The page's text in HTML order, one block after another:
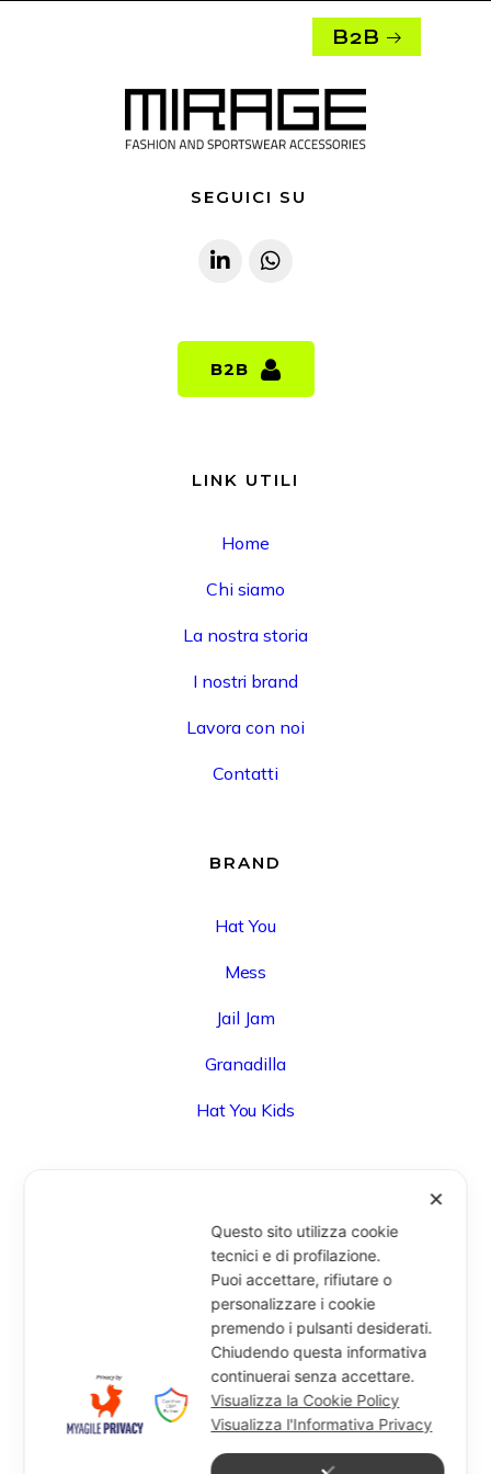
B2B
SEGUICI SU
B2B
B2B
LINK UTILI
Home
Chi siamo
La nostra storia
I nostri brand
Lavora con noi
Contatti
BRAND
Hat You
Mess
Jail Jam
Granadilla
Hat You Kids
Via Degli Speziali, 161 (Blocco 32 Centergross) -
40050 Funo di Argelato (BO) - Italy
info@miragesrl.com
+39 051 8651711
✕
Questo sito utilizza cookie
tecnici e di profilazione.
Puoi accettare, rifiutare o
personalizzare i cookie
premendo i pulsanti desiderati.
Chiudendo questa informativa
continuerai senza accettare.
Visualizza la Cookie Policy
Visualizza l'Informativa Privacy